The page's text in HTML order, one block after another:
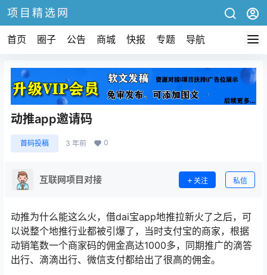
项目精选网
首页 圈子 公告 商城 快报 专题 导航
动推app邀请码
首码投稿 3 年前 0
互联网项目对接 关注 私信
动推为什么能这么火，借dai宝app地推拉新火了之后，可
以说整个地推行业都被引爆了，当时支付宝的商家，根据
动销笔数一个商家码的佣金高达1000多，同期推广的滴答
出行、滴滴出行、微信支付都给出了很高的佣金。